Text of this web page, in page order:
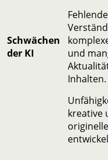
Schwächen
der KI
und
Inhalten.
kreative